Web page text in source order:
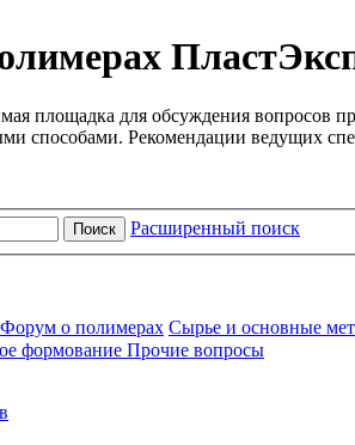
площадка для обсуждения вопросов
способами. Рекомендации ведущих
Поиск Расширенный поиск
Форум о полимерах Сырье и основные
формование Прочие вопросы